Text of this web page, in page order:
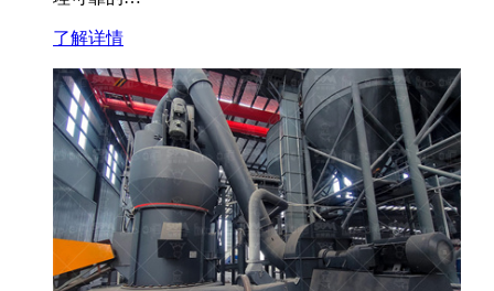
了解详情